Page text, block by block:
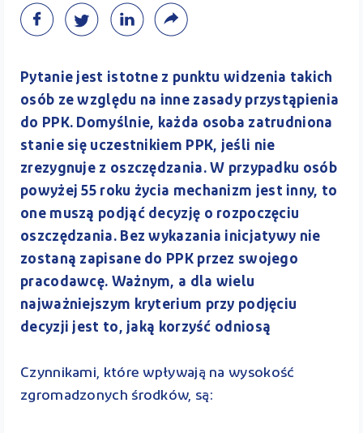
Pytanie jest istotne z punktu widzenia takich
osób ze względu na inne zasady przystąpienia
do PPK. Domyślnie, każda osoba zatrudniona
stanie się uczestnikiem PPK, jeśli nie
zrezygnuje z oszczędzania. W przypadku osób
powyżej 55 roku życia mechanizm jest inny, to
one muszą podjąć decyzję o rozpoczęciu
oszczędzania. Bez wykazania inicjatywy nie
zostaną zapisane do PPK przez swojego
pracodawcę. Ważnym, a dla wielu
najważniejszym kryterium przy podjęciu
decyzji jest to, jaką korzyść odniosą
Czynnikami, które wpływają na wysokość
zgromadzonych środków, są: